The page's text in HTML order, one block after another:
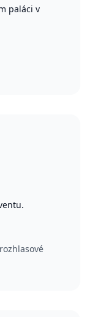
paláci v